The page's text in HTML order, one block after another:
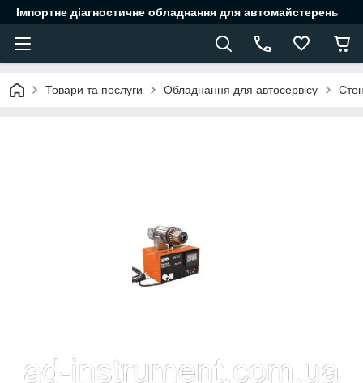
Імпортне діагностичне обладнання для автомайстерень
Товари та послуги Обладнання для автосервісу